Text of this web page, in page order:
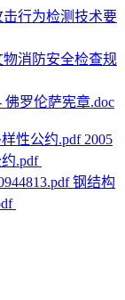
击行为检测技术要
物消防安全检查规
佛罗伦萨宪章.doc
2005
.pdf
钢结构